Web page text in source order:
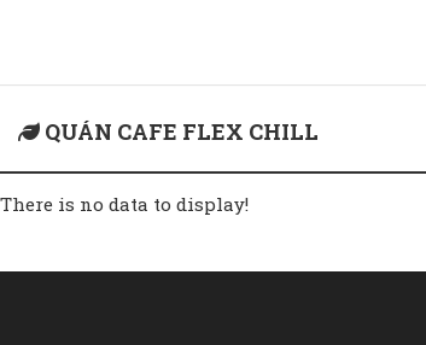
QUÁN CAFE FLEX CHILL
There is no data to display!